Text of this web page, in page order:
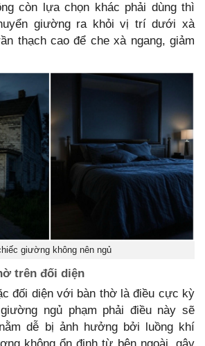
còn lựa chọn khác phải dùng thì
giường ra khỏi vị trí dưới xà
thạch cao để che xà ngang, giảm
giường không nên ngủ
trên đối diện
đối diện với bàn thờ là điều cực kỳ
ngủ phạm phải điều này sẽ
dễ bị ảnh hưởng bởi luồng khí